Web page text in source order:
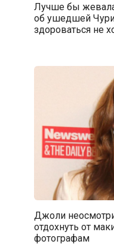
Лучше бы
об ушедшей
здороваться не
Джоли
отдохнуть от
фотографам